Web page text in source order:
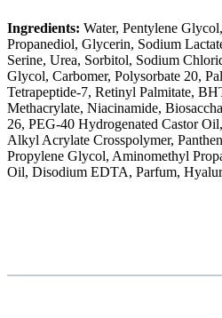
Ingredients: Water, Pentylene
Propanediol, Glycerin, Sodium
Serine, Urea, Sorbitol, Sodium
Glycol, Carbomer, Polysorbate 20,
Tetrapeptide-7, Retinyl Palmitate,
Methacrylate, Niacinamide,
26, PEG-40 Hydrogenated Castor
Alkyl Acrylate Crosspolymer,
Propylene Glycol, Aminomethyl
Oil, Disodium EDTA, Parfum,